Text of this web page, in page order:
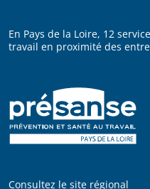
En Pays de la Loire, 12
travail en proximité des
Consultez le site régional